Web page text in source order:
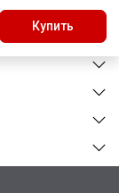
Купить